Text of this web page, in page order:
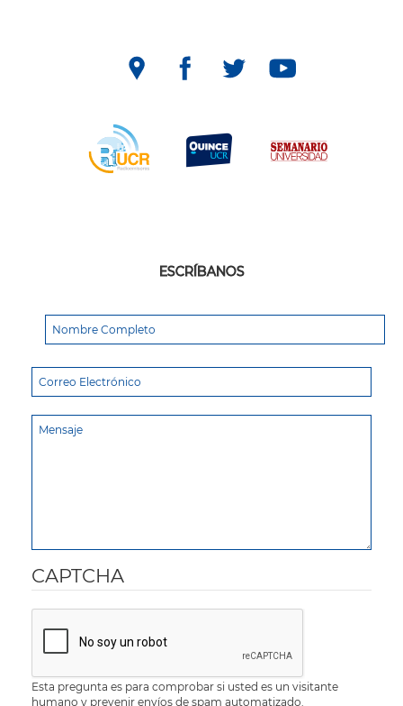
ESCRÍBANOS
CAPTCHA
Esta pregunta es para comprobar si usted es un visitante
humano y prevenir envíos de spam automatizado.